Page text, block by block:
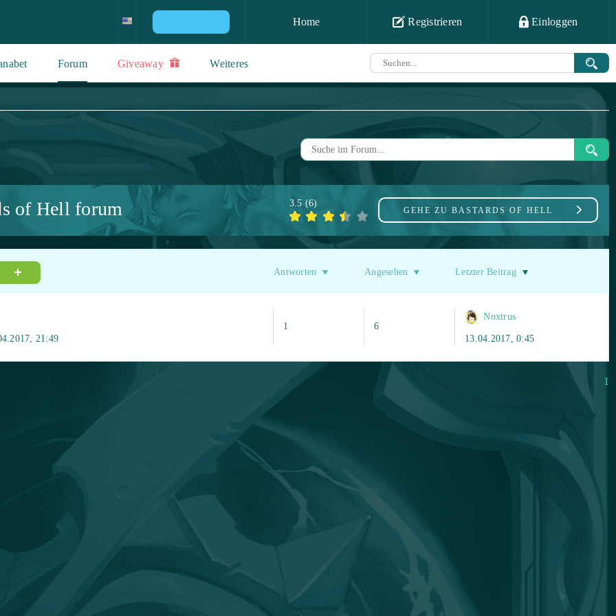
Home Registrieren Einloggen
Forum Giveaway Weiteres
of Hell forum GEHE ZU BASTARDS OF HELL
3.5 (6)
Antworten Angesehen Letzter Beitrag
21:49
1 6
Noxtrus
13.04.2017, 0:45
1